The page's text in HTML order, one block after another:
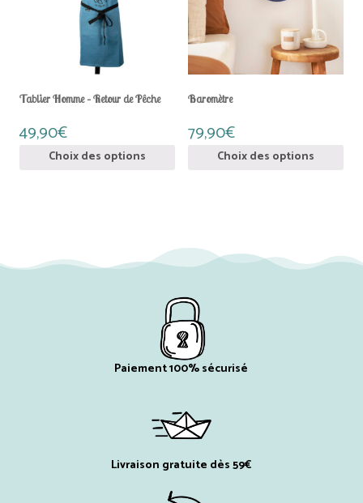
Tablier Homme – Retour de Pêche
49,90€
Choix des options
la
du
produit
Baromètre
79,90€
Choix des options
options
peuvent
être
choisies
sur
la
du
produit
Paiement 100% sécurisé
Livraison gratuite dès 59€